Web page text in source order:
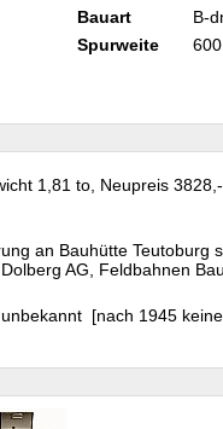
Bauart B-
Spurweite
1,81 to, Neupreis
an Bauhütte Teutoburg
AG, Feldbahnen
[nach 1945